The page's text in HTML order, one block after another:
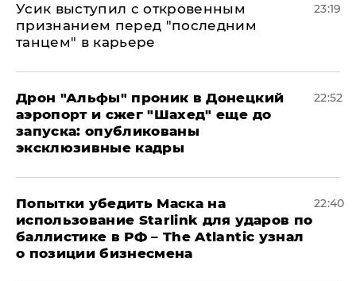
Усик выступил с откровенным
признанием перед "последним
танцем" в карьере
23:19
Дрон "Альфы" проник в Донецкий
аэропорт и сжег "Шахед" еще до
запуска: опубликованы
эксклюзивные кадры
22:52
Попытки убедить Маска на
использование Starlink для ударов по
баллистике в РФ – The Atlantic узнал
о позиции бизнесмена
22:40